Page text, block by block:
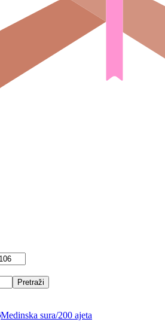
Pretraži
Medinska sura/200 ajeta